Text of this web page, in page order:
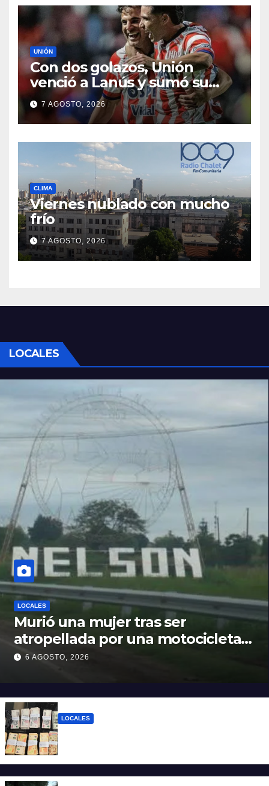
UNIÓN
Con dos golazos, Unión
venció a Lanús y sumó su
primer triunfo en el Clausura
7 AGOSTO, 2026
CLIMA
Viernes nublado con mucho
frío
7 AGOSTO, 2026
LOCALES
LOCALES
Murió una mujer tras ser
atropellada por una motocicleta
en Nelson
6 AGOSTO, 2026
LOCALES